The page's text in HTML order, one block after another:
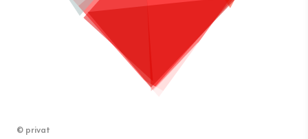
© privat